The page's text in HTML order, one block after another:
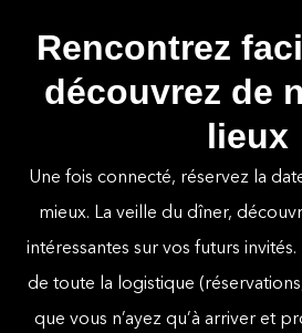
Rencontrez
découvrez de
lieux
Une fois connecté, réservez la
mieux. La veille du dîner,
intéressantes sur vos futurs
de toute la logistique
que vous n’ayez qu’à arriver et